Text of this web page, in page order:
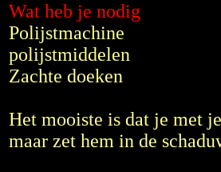
Wat heb je nodig
Polijstmachine
polijstmiddelen
Zachte doeken
Het mooiste is dat je met
maar zet hem in de